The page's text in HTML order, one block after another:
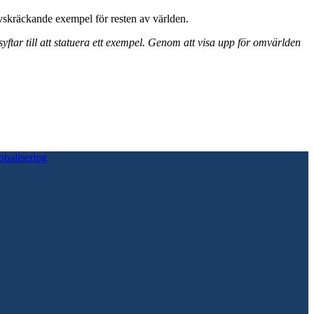
exempel för resten av världen.
till att statuera ett exempel. Genom att visa upp för omvärlden